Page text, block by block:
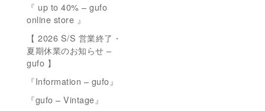
『 up to 40% – gufo
online store 』
【 2026 S/S 営業終了・
夏期休業のお知らせ –
gufo 】
『Information – gufo』
『gufo – Vintage』